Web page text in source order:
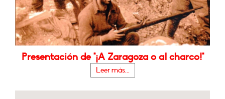
Presentación de "¡A Zaragoza o al charco!"
Leer más...